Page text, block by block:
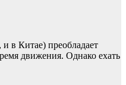
в Китае) преобладает
движения. Однако ехать